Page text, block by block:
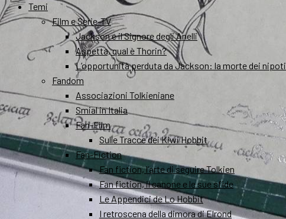
Temi
Film e Serie-TV
Jackson e il Signore degli Anelli
Aspetta, qual è Thorin?
L’opportunità perduta da Jackson: la morte dei nipoti
Fandom
Associazioni Tolkieniane
Smial in Italia
Fan-Film
Sulle Tracce dei Kiwi Hobbit
Fan-Fiction
Fan fiction, l’arte di seguire Tolkien
Fan fiction, il canone e le sue sfide
Le Appendici de Lo Hobbit
I retroscena della dimora di Elrond